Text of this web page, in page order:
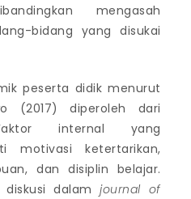
mengasah
bidang yang disukai
peserta didik menurut
(2017) diperoleh dari
internal yang
motivasi ketertarikan,
dan disiplin belajar.
diskusi dalamjournal of